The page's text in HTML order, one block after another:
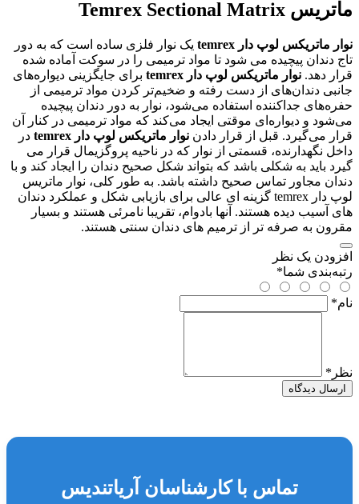
ماتریس Temrex Sectional Matrix
نوار ماتریکس لوپ دار temrex
یک نوار فلزی ساده است که به دور
تاج دندان پیچیده می شود تا مواد ترمیمی را در سوکت آماده شده
قرار دهد. نوار ماتریکس لوپ دار temrex
برای جایگزینی دیواره‌های
جانبی دندان‌های از دست رفته و ضخیم‌تر کردن مواد ترمیمی از
حفره‌های جداکننده استفاده می‌شود، نوار به دور دندان پیچیده
می‌شود و دیواره‌ای موقتی ایجاد می‌کند که مواد ترمیمی در کنار آن
قرار می‌گیرد. قبل از قرار دادن نوار ماتریکس لوپ دار temrex
در
داخل نگهدارنده، قسمتی از نوار که در ناحیه پروگزیمال قرار می
گیرد باید به شکلی باشد که بتواند شکل صحیح دندان را ایجاد کند و با
دندان مجاور تماس صحیح داشته باشد. به طور کلی، نوار ماتریس
لوپ دار temrex گزینه ای عالی برای بازیابی شکل و عملکرد دندان
های آسیب دیده هستند. آنها بادوام، تقریبا نامرئی هستند و بسیار
مقرون به صرفه تر از ترمیم های دندان سنتی هستند.
افزودن یک نظر
رتبه‌بندی شما*
نام*
نظر *
ارسال دیدگاه
تماس با کارشناسان آریاتندیس